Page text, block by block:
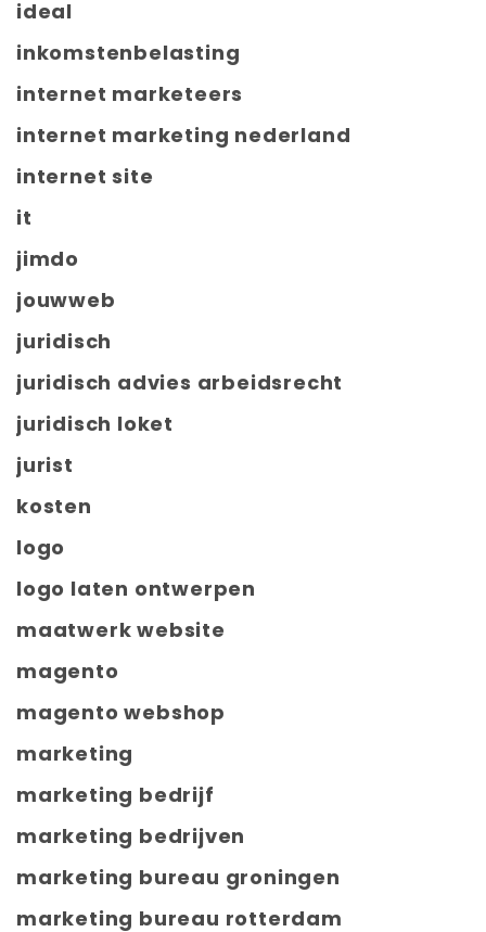
ideal
inkomstenbelasting
internet marketeers
internet marketing nederland
internet site
it
jimdo
jouwweb
juridisch
juridisch advies arbeidsrecht
juridisch loket
jurist
kosten
logo
logo laten ontwerpen
maatwerk website
magento
magento webshop
marketing
marketing bedrijf
marketing bedrijven
marketing bureau groningen
marketing bureau rotterdam